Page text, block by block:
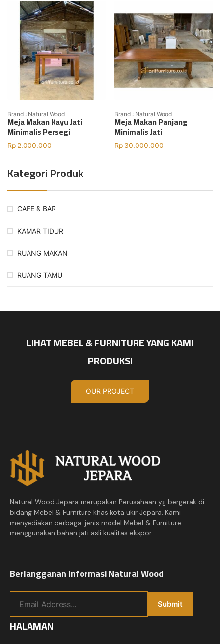
Kategori Produk
CAFE & BAR
KAMAR TIDUR
RUANG MAKAN
RUANG TAMU
Brand : Natural Wood
Meja Makan Kayu Jati
Minimalis Persegi
Rp 2.000.000
Brand : Natural Wood
Meja Makan Panjang
Minimalis Jati
Rp 30.000.000
LIHAT MEBEL & FURNITURE YANG KAMI
PRODUKSI
OUR PROJECT
Natural Wood Jepara merupakan Perusahaan yg bergerak di
bidang Mebel & Furniture khas kota ukir Jepara. Kami
menyediakan berbagai jenis model Mebel & Furniture
menggunakan bahan jati asli kualitas ekspor.
Berlangganan Informasi Natural Wood
HALAMAN